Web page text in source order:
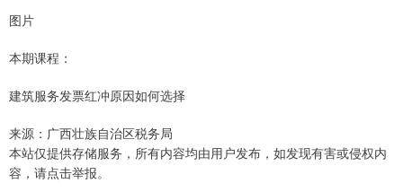
图片
本期课程：
建筑服务发票红冲原因如何选择
来源：广西壮族自治区税务局
本站仅提供存储服务，所有内容均由用户发布，如发现有害或侵权内
容，请点击举报。